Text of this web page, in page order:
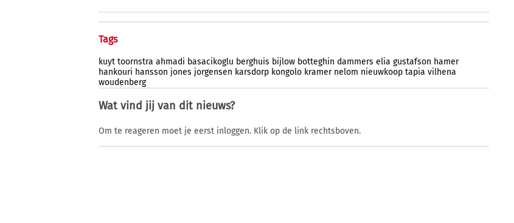
Tags
kuyt toornstra ahmadi basacikoglu berghuis bijlow botteghin dammers elia gustafson hamer
hankouri hansson jones jorgensen karsdorp kongolo kramer nelom nieuwkoop tapia vilhena
woudenberg
Wat vind jij van dit nieuws?
Om te reageren moet je eerst inloggen. Klik op de link rechtsboven.